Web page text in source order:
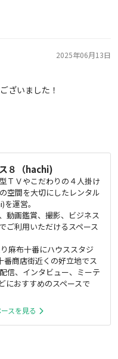
2025年06月13日
ざいました！
８（hachi)
ＴＶやこだわりの４人掛け
空間を大切にしたレンタル
運営。
動画鑑賞、撮影、ビジネス
ご利用いただけるスペース
麻布十番にハウススタジ
番商店街近くの好立地でス
信、インタビュー、ミーテ
におすすめのスペースで
スを見る